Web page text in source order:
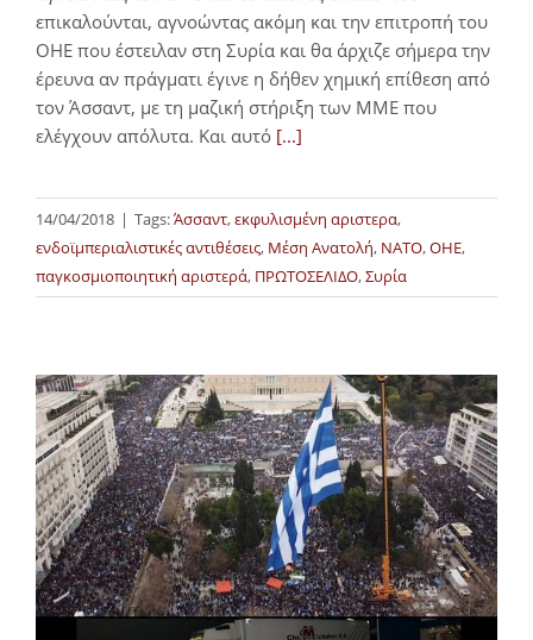
επικαλούνται, αγνοώντας ακόμη και την επιτροπή του
ΟΗΕ που έστειλαν στη Συρία και θα άρχιζε σήμερα την
έρευνα αν πράγματι έγινε η δήθεν χημική επίθεση από
τον Άσσαντ, με τη μαζική στήριξη των ΜΜΕ που
ελέγχουν απόλυτα. Και αυτό [...]
14/04/2018 | Tags:Άσσαντ,εκφυλισμένη αριστερα,
ενδοϊμπεριαλιστικές αντιθέσεις, Μέση Ανατολή, ΝΑΤΟ,ΟΗΕ,
παγκοσμιοποιητική αριστερά, ΠΡΩΤΟΣΕΛΙΔΟ,Συρία